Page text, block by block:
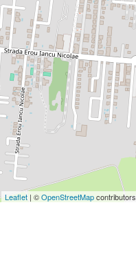
Leaflet | ©OpenStreetMapcontributors